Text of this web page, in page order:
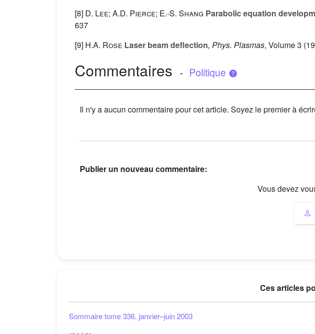
[8] D. Lee; A.D. Pierce; E.-S. Shang Parabolic equation
637
[9] H.A. Rose Laser beam deflection, Phys. Plasmas, Volume 3
Commentaires - Politique
Il n'y a aucun commentaire pour cet article. Soyez le premier à
Publier un nouveau commentaire:
Vous devez
Ces articles
Sommaire tome 336, janvier–juin 2003